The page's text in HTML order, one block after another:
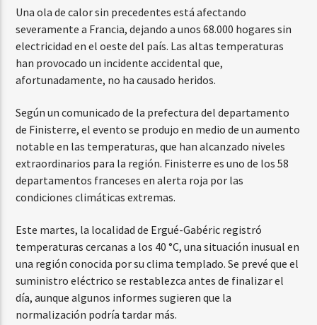
Una ola de calor sin precedentes está afectando
severamente a Francia, dejando a unos 68.000 hogares sin
electricidad en el oeste del país. Las altas temperaturas
han provocado un incidente accidental que,
afortunadamente, no ha causado heridos.
Según un comunicado de la prefectura del departamento
de Finisterre, el evento se produjo en medio de un aumento
notable en las temperaturas, que han alcanzado niveles
extraordinarios para la región. Finisterre es uno de los 58
departamentos franceses en alerta roja por las
condiciones climáticas extremas.
Este martes, la localidad de Ergué-Gabéric registró
temperaturas cercanas a los 40 °C, una situación inusual en
una región conocida por su clima templado. Se prevé que el
suministro eléctrico se restablezca antes de finalizar el
día, aunque algunos informes sugieren que la
normalización podría tardar más.